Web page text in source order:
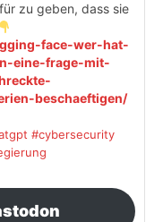
zu geben, dass sie
face-wer-hat-
eine-frage-mit-
beschaeftigen/
#cybersecurity